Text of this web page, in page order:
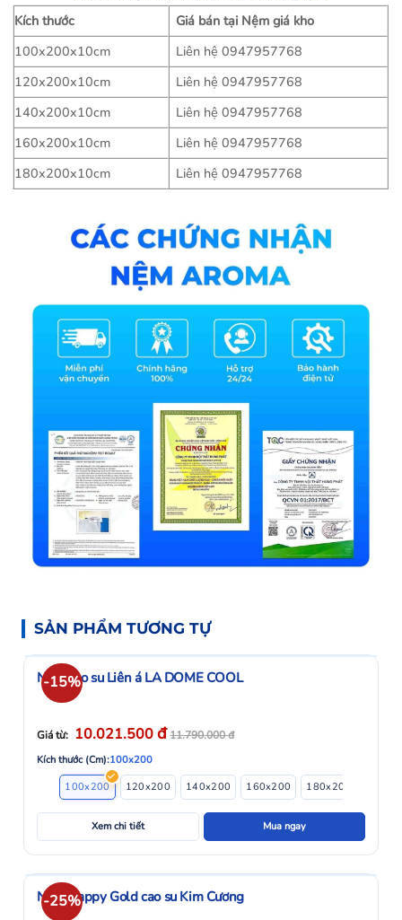
Kích thước
Giá bán tại Nệm giá kho
100x200x10cm
Liên hệ 0947957768
120x200x10cm
Liên hệ 0947957768
140x200x10cm
Liên hệ 0947957768
160x200x10cm
Liên hệ 0947957768
180x200x10cm
Liên hệ 0947957768
SẢN PHẨM TƯƠNG TỰ
-15%
Nệm cao su Liên á LA DOME COOL
Giá từ: 10.021.500đ11.790.000đ
Kích thước (Cm):100x200
100x200
120x200 140x200 160x200 180x200
Xem chi tiết Mua ngay
-25%
Nệm Happy Gold cao su Kim Cương